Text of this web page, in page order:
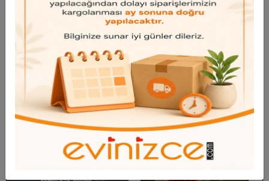
Yorum Yap
Benzer Ürünler
Bu ürünü inceleyen kullanıcılar bunlara da baktı